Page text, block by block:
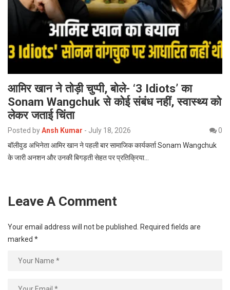
आमिर खान ने तोड़ी चुप्पी, बोले- ‘3 Idiots’ का
Sonam Wangchuk से कोई संबंध नहीं, स्वास्थ्य को
लेकर जताई चिंता
Posted byAnsh Kumar - July 18, 2026
0
बॉलीवुड अभिनेता आमिर खान ने पहली बार सामाजिक कार्यकर्ता Sonam Wangchuk
के जारी अनशन और उनकी बिगड़ती सेहत पर प्रतिक्रिया…
Leave A Comment
Your email address will not be published.
Required fields are
marked *